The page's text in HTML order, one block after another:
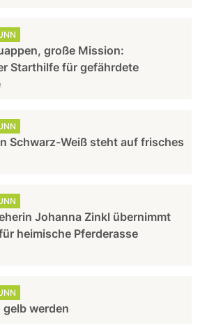
große Mission:
Starthilfe für gefährdete
Schwarz-Weiß steht auf frisches
Johanna Zinkl übernimmt
heimische Pferderasse
gelb werden